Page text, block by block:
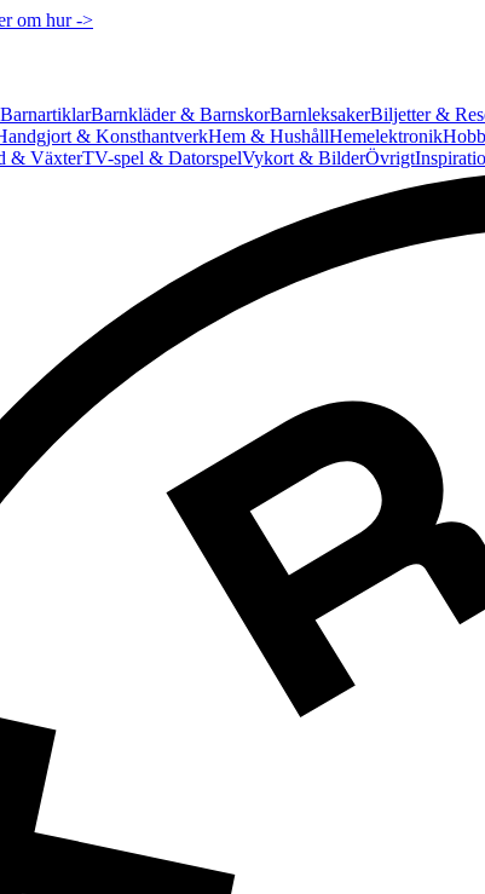
om hur ->
BarnartiklarBarnkläder & BarnskorBarnleksakerBiljetter &
& KonsthantverkHem & HushållHemelektronik
& VäxterTV-spel & DatorspelVykort & BilderÖvrigt